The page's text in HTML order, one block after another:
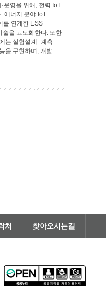
운영을 위해, 전력 IoT
에너지 분야 IoT
를 연계한 ESS
술을 고도화한다. 또한
는 실험설계–계측–
을 구현하며, 개발
처 찾아오시는길